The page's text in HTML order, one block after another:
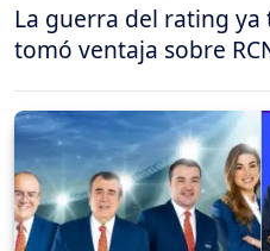
La guerra del rating
tomó ventaja sobre